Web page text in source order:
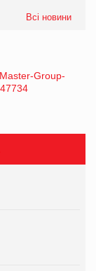
Всі новини